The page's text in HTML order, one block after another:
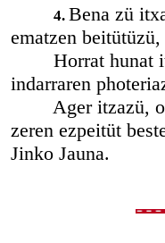
4. Bena zü
ematzen
Horrat hunat
indarraren
Ager itzazü,
zeren ezpeitüt
Jinko Jauna.